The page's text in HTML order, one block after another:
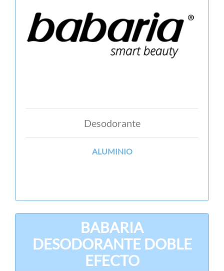
Desodorante
ALUMINIO
BABARIA
DESODORANTE DOBLE
EFECTO